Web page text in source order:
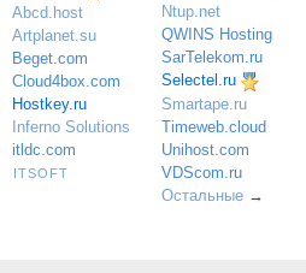
Abcd.host
Artplanet.su
Beget.com
Cloud4box.com
Hostkey.ru
Inferno Solutions
itldc.com
ITSOFT
Ntup.net
QWINS Hosting
SarTelekom.ru
Selectel.ru
Smartape.ru
Timeweb.cloud
Unihost.com
VDScom.ru
Остальные→